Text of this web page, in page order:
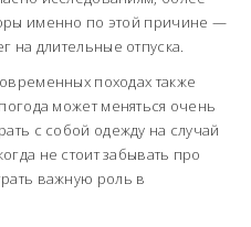
именно по этой причине —
на длительные отпуска.
походах также
может меняться очень
с собой одежду на случай
не стоит забывать про
важную роль в